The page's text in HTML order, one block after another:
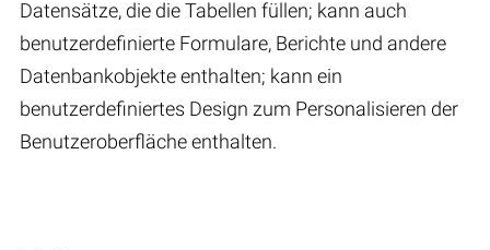
Datensätze, die die Tabellen füllen; kann auch
benutzerdefinierte Formulare, Berichte und andere
Datenbankobjekte enthalten; kann ein
benutzerdefiniertes Design zum Personalisieren der
Benutzeroberfläche enthalten.